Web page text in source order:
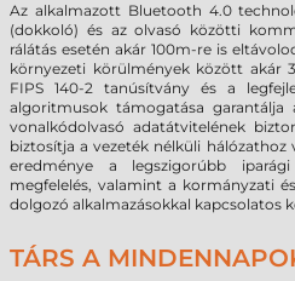
Az alkalmazott Bluetooth 4.0
(dokkoló) és az olvasó közötti
rálátás esetén akár 100m-re is
környezeti körülmények között akár
FIPS 140-2 tanúsítvány és a
algoritmusok támogatása garantálja
vonalkódolvasó adatátvitelének
biztosítja a vezeték nélküli hálózathoz
eredménye a legszigorúbb
megfelelés, valamint a kormányzati
dolgozó alkalmazásokkal kapcsolatos
TÁRS A